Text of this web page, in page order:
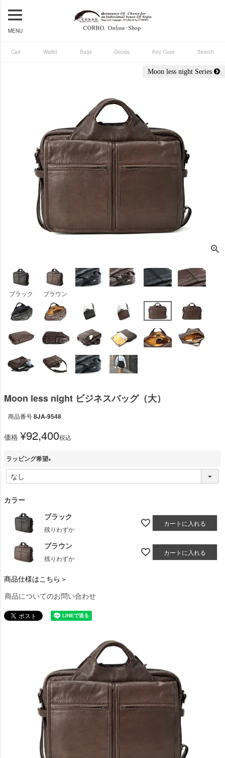
MENU
Cart Wallet Bags Goods Key Case Search
Moon less night Series
ブラック ブラウン
Moon less night ビジネスバッグ（大）
商品番号8JA-9548
価格 ¥92,400税込
ラッピング希望
必
カラー
ブラック
残りわずか
カートに入れる
ブラウン
残りわずか
カートに入れる
商品仕様はこちら＞
商品についてのお問い合わせ